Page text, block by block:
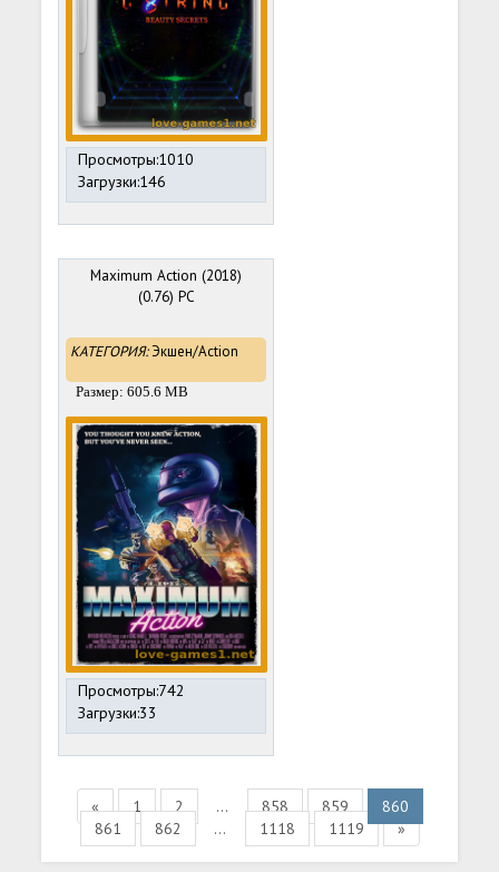
Просмотры:1010
Загрузки:146
Maximum Action (2018)
(0.76) PC
КАТЕГОРИЯ:Экшен/Action
Размер: 605.6 MB
Просмотры:742
Загрузки:33
« 1 2 ... 858 859
860
861
862 ... 1118 1119 »